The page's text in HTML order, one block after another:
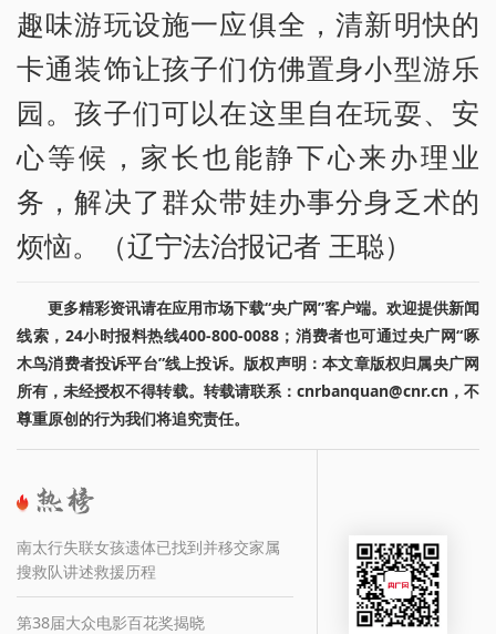
趣味游玩设施一应俱全，清新明快的
卡通装饰让孩子们仿佛置身小型游乐
园。孩子们可以在这里自在玩耍、安
心等候，家长也能静下心来办理业
务，解决了群众带娃办事分身乏术的
烦恼。（辽宁法治报记者 王聪）
更多精彩资讯请在应用市场下载“央广网”客户端。欢迎提供新闻
线索，24小时报料热线400-800-0088；消费者也可通过央广网“啄
木鸟消费者投诉平台”线上投诉。版权声明：本文章版权归属央广网
所有，未经授权不得转载。转载请联系：cnrbanquan@cnr.cn，不
尊重原创的行为我们将追究责任。
南太行失联女孩遗体已找到并移交家属
搜救队讲述救援历程
第38届大众电影百花奖揭晓